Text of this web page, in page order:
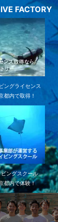
FACTORY
ングライセンス
都内で取得！
ビングスクール
都内で体験！